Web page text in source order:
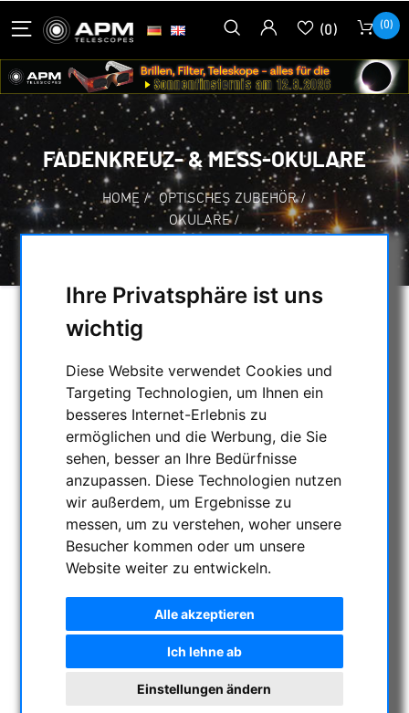
Ihre Privatsphäre ist uns
wichtig
Diese Website verwendet Cookies und
Targeting Technologien, um Ihnen ein
besseres Internet-Erlebnis zu
ermöglichen und die Werbung, die Sie
sehen, besser an Ihre Bedürfnisse
anzupassen. Diese Technologien nutzen
wir außerdem, um Ergebnisse zu
messen, um zu verstehen, woher unsere
Besucher kommen oder um unsere
Website weiter zu entwickeln.
Alle akzeptieren
Ich lehne ab
Einstellungen ändern
(0) (0)
FADENKREUZ- & MESS-OKULARE
HOME / OPTISCHES ZUBEHÖR /
OKULARE /
AUSWAHL
KATEGORIEN
NACHTSICHTGERÄTE , WÄRMEKAMERAS &
ENTFERNUNGSMESSER
AKTUELLE ANGEBOTE
ASTROPROFESSIONAL TELESCOPES
SECONDHAND & LAGERBESTAND
APM PRODUKTE
SONNENBEOBACHTUNG
TELESKOPE
MONTIERUNGEN & STATIVE